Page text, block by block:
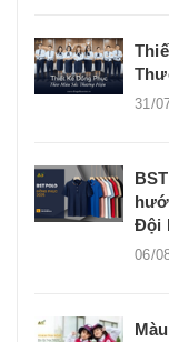
31/
Đội
06/